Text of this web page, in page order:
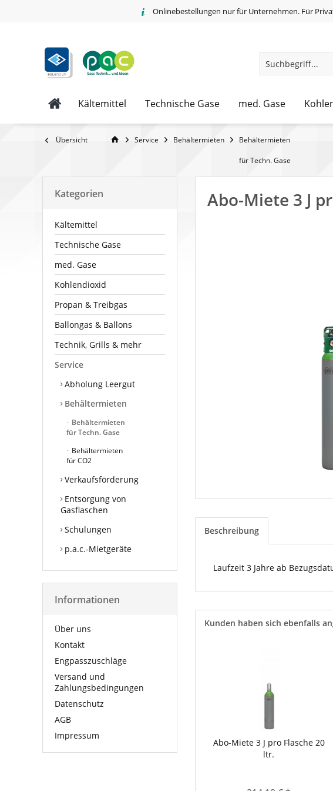
Onlinebestellungen nur für Unternehmen. Für
Kältemittel Technische Gase med. Gase
Übersicht Service Behältermieten Behältermieten
für Techn. Gase
Kategorien
Kältemittel
Technische Gase
med. Gase
Kohlendioxid
Propan & Treibgas
Ballongas & Ballons
Technik, Grills & mehr
Service
Abholung Leergut
Behältermieten
Behältermieten
für Techn. Gase
Behältermieten
für CO2
Verkaufsförderung
Entsorgung von
Gasflaschen
Schulungen
p.a.c.-Mietgeräte
Informationen
Über uns
Kontakt
Engpasszuschläge
Versand und
Zahlungsbedingungen
Datenschutz
AGB
Impressum
Abo-Miete 3 J
Beschreibung
Laufzeit 3 Jahre ab
Kunden haben sich ebenfalls
Abo-Miete 3 J pro Flasche 20
ltr.